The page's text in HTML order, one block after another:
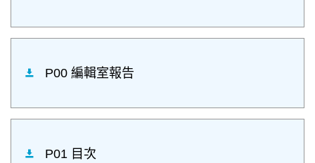
P00 編輯室報告
P01 目次